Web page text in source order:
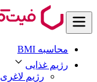
محاسبه BMI
رژیم غذایی
رژیم لاغری